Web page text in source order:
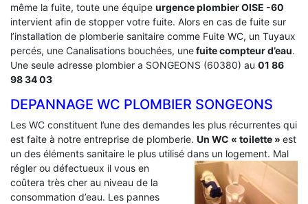
même la fuite, toute une équipe urgence plombier OISE -60
intervient afin de stopper votre fuite. Alors en cas de fuite sur
l’installation de plomberie sanitaire comme Fuite WC, un Tuyaux
percés, une Canalisations bouchées, unefuite compteur d’eau.
Une seule adresse plombier a SONGEONS (60380) au 01 86
98 34 03
DEPANNAGE WC PLOMBIER SONGEONS
Les WC constituent l’une des demandes les plus récurrentes qui
est faite à notre entreprise de plomberie. Un WC « toilette » est
un des éléments sanitaire le plus utilisé dans un logement. Mal
régler ou défectueux il vous en
coûtera très cher au niveau de la
consommation d’eau. Les pannes